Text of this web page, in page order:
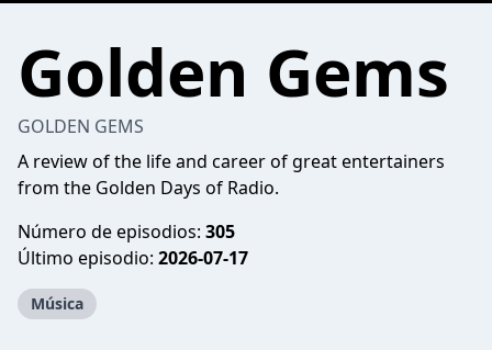
Golden Gems
GOLDEN GEMS
A review of the life and career of great entertainers
from the Golden Days of Radio.
Número de episodios: 305
Último episodio: 2026-07-17
Música